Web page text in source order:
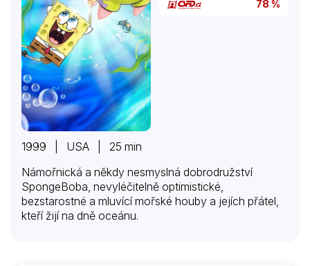
78 %
1999 | USA | 25 min
Námořnická a někdy nesmyslná dobrodružství
SpongeBoba, nevyléčitelně optimistické,
bezstarostné a mluvící mořské houby a jejích přátel,
kteří žijí na dně oceánu.